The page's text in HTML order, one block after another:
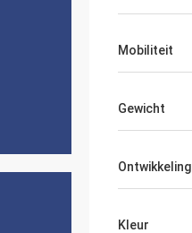
Mobiliteit
Gewicht
Ontwikkeling
Kleur